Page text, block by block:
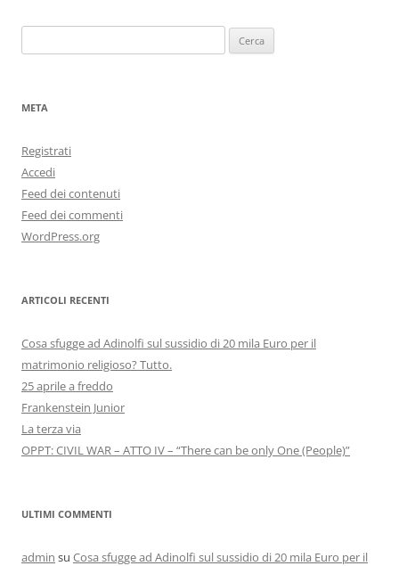
per:
META
Registrati
Accedi
Feed dei contenuti
Feed dei commenti
WordPress.org
ARTICOLI RECENTI
Cosa sfugge ad Adinolfi sul sussidio di 20 mila Euro per il
matrimonio religioso? Tutto.
25 aprile a freddo
Frankenstein Junior
La terza via
OPPT: CIVIL WAR – ATTO IV – “There can be only One (People)”
ULTIMI COMMENTI
admin su Cosa sfugge ad Adinolfi sul sussidio di 20 mila Euro per il